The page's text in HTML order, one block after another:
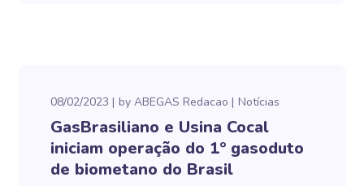
08/02/2023 byABEGAS Redacao Notícias
GasBrasiliano e Usina Cocal
iniciam operação do 1º gasoduto
de biometano do Brasil